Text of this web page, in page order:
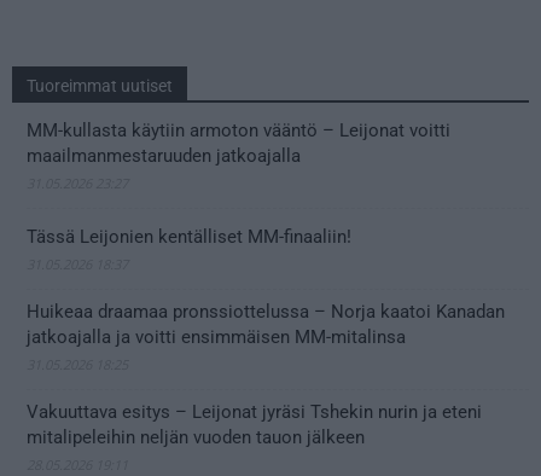
Tuoreimmat uutiset
MM-kullasta käytiin armoton vääntö – Leijonat voitti
maailmanmestaruuden jatkoajalla
Tässä Leijonien kentälliset MM-finaaliin!
Huikeaa draamaa pronssiottelussa – Norja kaatoi Kanadan
jatkoajalla ja voitti ensimmäisen MM-mitalinsa
Vakuuttava esitys – Leijonat jyräsi Tshekin nurin ja eteni
mitalipeleihin neljän vuoden tauon jälkeen